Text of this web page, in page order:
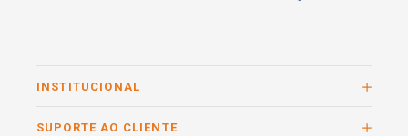
INSTITUCIONAL
SUPORTE AO CLIENTE